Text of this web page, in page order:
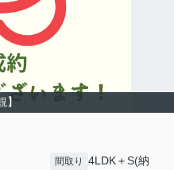
】
間取り
4LDK＋S(納